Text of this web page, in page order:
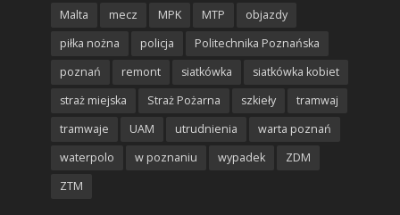
Malta
mecz MPK MTP
objazdy
piłka nożna
policja
Politechnika Poznańska
poznań
remont siatkówka
siatkówka kobiet
straż miejska
Straż Pożarna szkieły
tramwaj
tramwaje
UAM utrudnienia
warta poznań
waterpolo
w poznaniu wypadek
ZDM
ZTM